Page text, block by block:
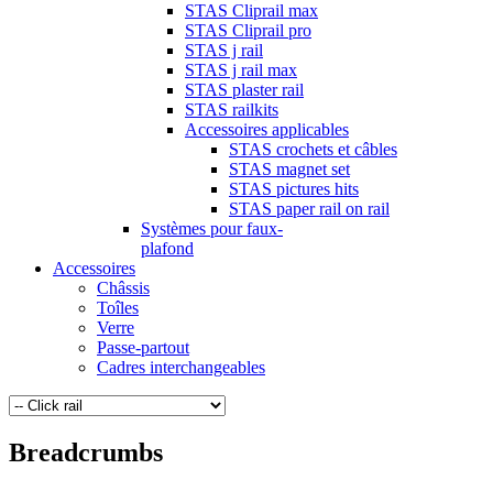
STAS Cliprail max
STAS Cliprail pro
STAS j rail
STAS j rail max
STAS plaster rail
STAS railkits
Accessoires applicables
STAS crochets et câbles
STAS magnet set
STAS pictures hits
STAS paper rail on rail
Systèmes pour faux-
plafond
Accessoires
Châssis
Toîles
Verre
Passe-partout
Cadres interchangeables
Breadcrumbs